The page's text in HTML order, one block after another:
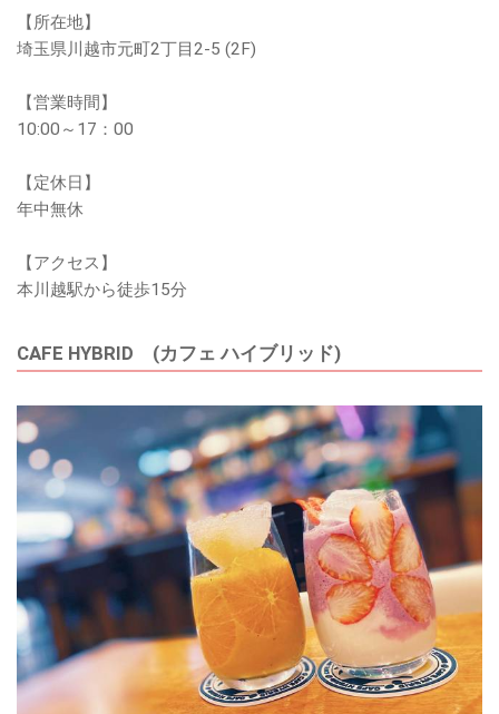
【所在地】
埼玉県川越市元町2丁目2-5 (2F)
【営業時間】
10:00～17：00
【定休日】
年中無休
【アクセス】
本川越駅から徒歩15分
CAFE HYBRID (カフェ ハイブリッド)